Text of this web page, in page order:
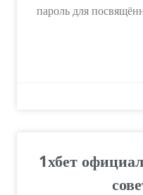
пароль для
1хбет